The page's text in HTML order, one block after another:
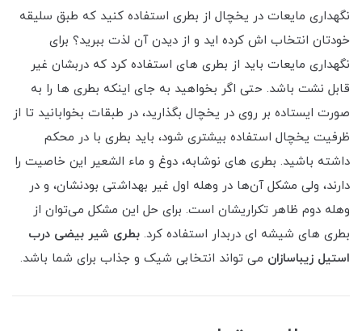
نگهداری مایعات در یخچال از بطری استفاده کنید که طبق سلیقه
خودتان انتخاب اش کرده اید و از دیدن آن لذت ببرید؟ برای
نگهداری مایعات باید از بطری های استفاده کرد که دربشان غیر
قابل نشت باشد. حتی اگر بخواهید به جای اینکه بطری ها را به
صورت ایستاده بر روی در یخچال بگذارید، در طبقات بخوابانید تا از
ظرفیت یخچال استفاده بیشتری شود، باید بطری با در محکم
داشته باشید. بطری های نوشابه، دوغ و ماء الشعیر این خاصیت را
دارند، ولی مشکل آن‌ها در وهله‌ اول غیر بهداشتی بودنشان، و در
وهله‌ دوم ظاهر تکراریشان است. برای حل این مشکل می‌توان از
بطری های شیشه ای دربدار استفاده کرد. بطری شير بیضی درب
استيل زیباسازان می تواند انتخابی شیک و جذاب برای شما باشد.